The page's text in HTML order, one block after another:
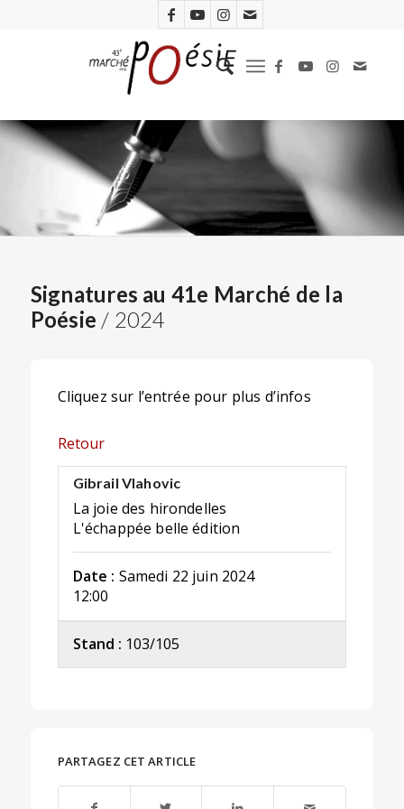
Signatures au 41e Marché de la
Poésie / 2024
Cliquez sur l’entrée pour plus d’infos
Retour
Gibrail Vlahovic
La joie des hirondelles
L'échappée belle édition
Date : Samedi 22 juin 2024
12:00
Stand : 103/105
PARTAGEZ CET ARTICLE